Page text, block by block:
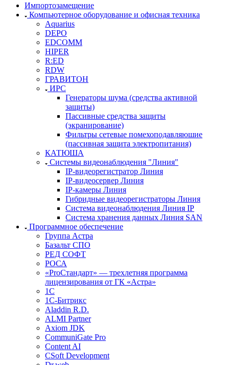
Импортозамещение
Компьютерное оборудование и офисная техника
Aquarius
DEPO
EDCOMM
HIPER
R:ED
RDW
ГРАВИТОН
ИРС
Генераторы шума (средства активной
защиты)
Пассивные средства защиты
(экранирование)
Фильтры сетевые помехоподавляюшие
(пассивная защита электропитания)
КАТЮША
Системы видеонаблюдения "Линия"
IP-видеорегистратор Линия
IP-видеосервер Линия
IP-камеры Линия
Гибридные видеорегистраторы Линия
Система видеонаблюдения Линия IP
Система хранения данных Линия SAN
Программное обеспечение
Группа Астра
Базальт СПО
РЕД СОФТ
РОСА
«ProСтандарт» — трехлетняя программа
лицензирования от ГК «Астра»
1С
1С-Битрикc
Aladdin R.D.
ALMI Partner
Axiom JDK
CommuniGate Pro
Content AI
CSoft Development